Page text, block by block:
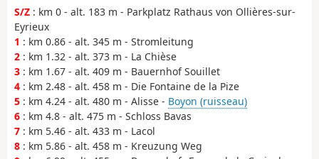
S/Z : km 0 - alt. 183 m - Parkplatz Rathaus von Ollières-sur-
Eyrieux
1 : km 0.86 - alt. 345 m - Stromleitung
2 : km 1.32 - alt. 373 m - La Chièse
3 : km 1.67 - alt. 409 m - Bauernhof Souillet
4 : km 2.48 - alt. 458 m - Die Fontaine de la Pize
5 : km 4.24 - alt. 480 m - Alisse - Boyon (ruisseau)
6 : km 4.8 - alt. 475 m - Schloss Bavas
7 : km 5.46 - alt. 433 m - Lacol
8 : km 5.86 - alt. 458 m - Kreuzung Weg